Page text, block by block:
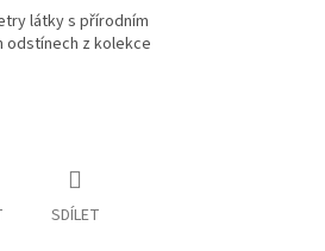
látky s přírodním
odstínech z kolekce
SDÍLET